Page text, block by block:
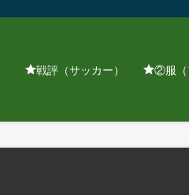
戦評（サッカー） ②服（